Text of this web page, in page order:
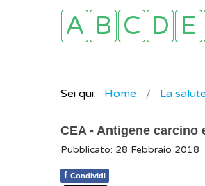
Sei qui: Home La
CEA - Antigene
Pubblicato: 28 Febbraio 2018
f Condividi